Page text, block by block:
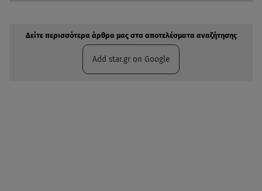
Δείτε περισσότερα άρθρα μας στα αποτελέσματα αναζήτησης
Add star.gr on Google